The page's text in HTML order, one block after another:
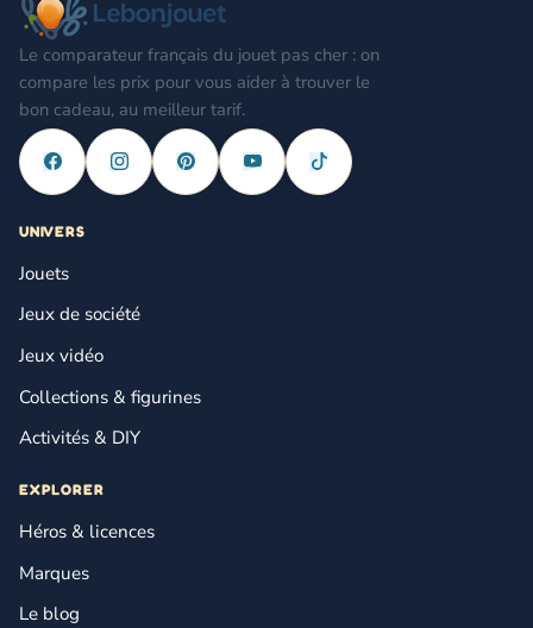
Le comparateur français du jouet pas cher : on
compare les prix pour vous aider à trouver le
bon cadeau, au meilleur tarif.
UNIVERS
Jouets
Jeux de société
Jeux vidéo
Collections & figurines
Activités & DIY
EXPLORER
Héros & licences
Marques
Le blog